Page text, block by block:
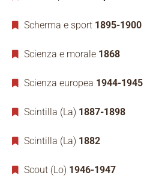
Scherma e sport 1895-1900
Scienza e morale 1868
Scienza europea 1944-1945
Scintilla (La) 1887-1898
Scintilla (La) 1882
Scout (Lo) 1946-1947